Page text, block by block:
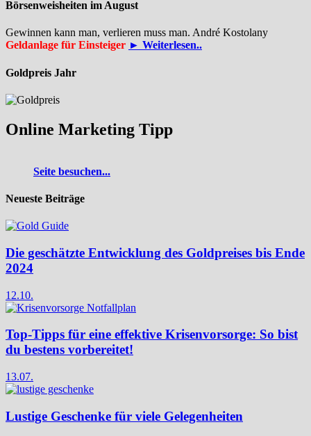
Börsenweisheiten im August
Gewinnen kann man, verlieren muss man. André Kostolany
Geldanlage für Einsteiger ► Weiterlesen..
Goldpreis Jahr
Online Marketing Tipp
Seite besuchen...
Neueste Beiträge
Die geschätzte Entwicklung des Goldpreises bis Ende
2024
12.10.
Top-Tipps für eine effektive Krisenvorsorge: So bist
du bestens vorbereitet!
13.07.
Lustige Geschenke für viele Gelegenheiten